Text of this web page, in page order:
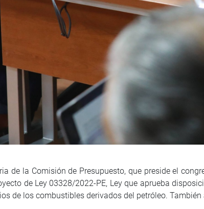
de la Comisión de Presupuesto, que preside el
de Ley 03328/2022-PE, Ley que aprueba
de los combustibles derivados del petróleo.